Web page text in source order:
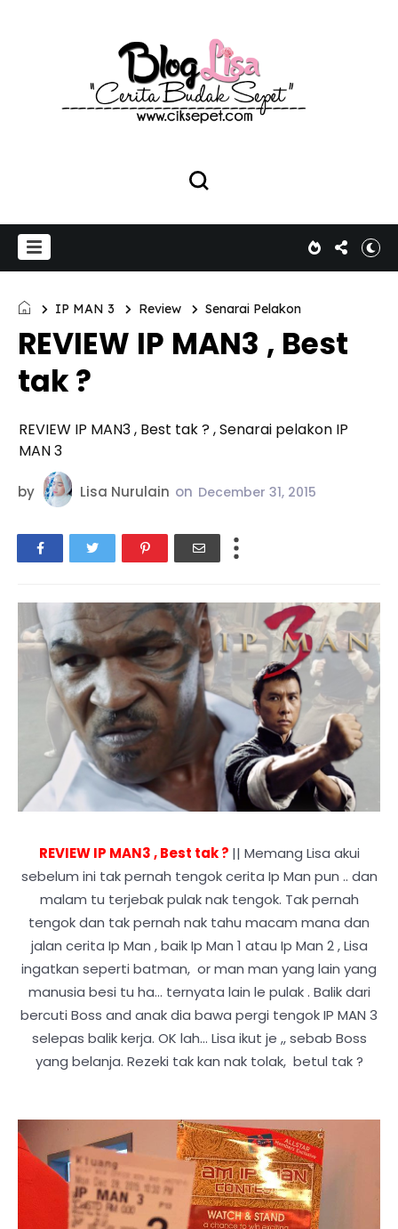
IP MAN 3 Review Senarai Pelakon
REVIEW IP MAN3 , Best
tak ?
REVIEW IP MAN3 , Best tak ? , Senarai pelakon IP
MAN 3
by Lisa Nurulain on December 31, 2015
REVIEW IP MAN3 , Best tak ? || Memang Lisa akui
sebelum ini tak pernah tengok cerita Ip Man pun .. dan
malam tu terjebak pulak nak tengok. Tak pernah
tengok dan tak pernah nak tahu macam mana dan
jalan cerita Ip Man , baik Ip Man 1 atau Ip Man 2 , Lisa
ingatkan seperti batman, or man man yang lain yang
manusia besi tu ha... ternyata lain le pulak . Balik dari
bercuti Boss and anak dia bawa pergi tengok IP MAN 3
selepas balik kerja. OK lah... Lisa ikut je ,, sebab Boss
yang belanja. Rezeki tak kan nak tolak, betul tak ?